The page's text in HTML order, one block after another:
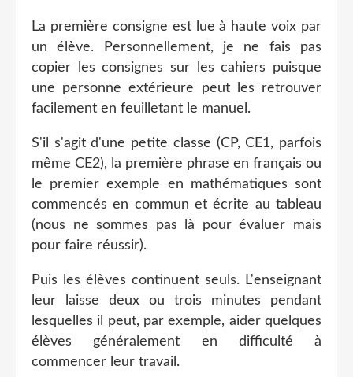
La première consigne est lue à haute voix par
un élève. Personnellement, je ne fais pas
copier les consignes sur les cahiers puisque
une personne extérieure peut les retrouver
facilement en feuilletant le manuel.
S'il s'agit d'une petite classe (CP, CE1, parfois
même CE2), la première phrase en français ou
le premier exemple en mathématiques sont
commencés en commun et écrite au tableau
(nous ne sommes pas là pour évaluer mais
pour faire réussir).
Puis les élèves continuent seuls. L'enseignant
leur laisse deux ou trois minutes pendant
lesquelles il peut, par exemple, aider quelques
élèves généralement en difficulté à
commencer leur travail.